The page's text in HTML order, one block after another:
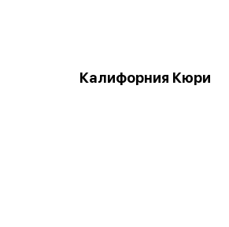
Калифорния Кюри